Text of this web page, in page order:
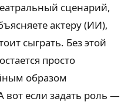
сценарий,
актеру (ИИ),
сыграть. Без этой
просто
образом
если задать роль —